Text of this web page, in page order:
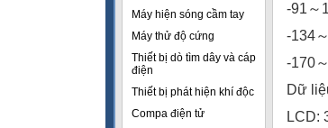
Máy hiện sóng cầm tay
Máy thử độ cứng
Thiết bị dò tìm dây và cáp
điện
Thiết bị phát hiện khí độc
Compa điện tử
-91～
-134
-170
Dữ
LCD: